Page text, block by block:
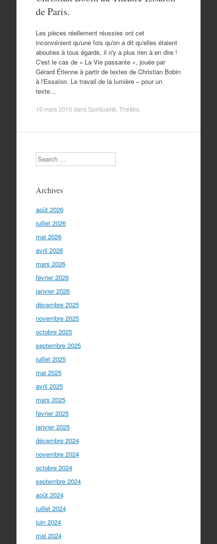
de Paris.
Les pièces réellement réussies ont cet
inconvénient qu'une fois qu'on a dit qu'elles étaient
abouties à tous égards, il n'y a plus rien à en dire !
C'est le cas de « La Vie passante », jouée par
Gérard Étienne à partir de textes de Christian Bobin
à l'Essaïon. Le travail de la lumière – pour un
texte…
10 mars 2015 dansSpiritualité Théâtre
Search
Archives
août 2026
juillet 2026
mai 2026
avril 2026
mars 2026
février 2026
janvier 2026
décembre 2025
novembre 2025
octobre 2025
septembre 2025
juillet 2025
mai 2025
avril 2025
mars 2025
février 2025
janvier 2025
décembre 2024
novembre 2024
octobre 2024
septembre 2024
août 2024
juillet 2024
juin 2024
mai 2024